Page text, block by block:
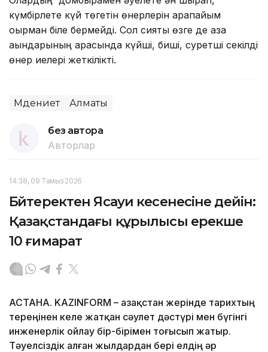
күмбірлете күй төгетін өнерлерін қарапайым
оқырман біле бермейді. Сол сияқты өзге де қазақ
ақындарының арасында күйші, биші, суретші секілді
өнер иелері жеткілікті.
Мәдениет Алматы
без автора
Авторлар
14:38, 09 Тамыз 2026
Бәйтеректен Ясауи кесенесіне дейін:
Қазақстандағы құрылысы ерекше
10 ғимарат
АСТАНА. KAZINFORM – Қазақстан жерінде тарихтың
тереңінен келе жатқан сәулет дәстүрі мен бүгінгі
инженерлік ойлау бір-бірімен тоғысып жатыр.
Тәуелсіздік алған жылдардан бері елдің әр